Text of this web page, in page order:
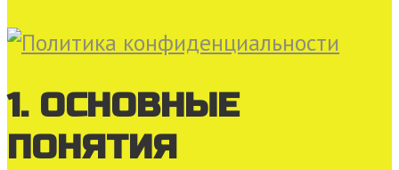
1. ОСНОВНЫЕ
ПОНЯТИЯ